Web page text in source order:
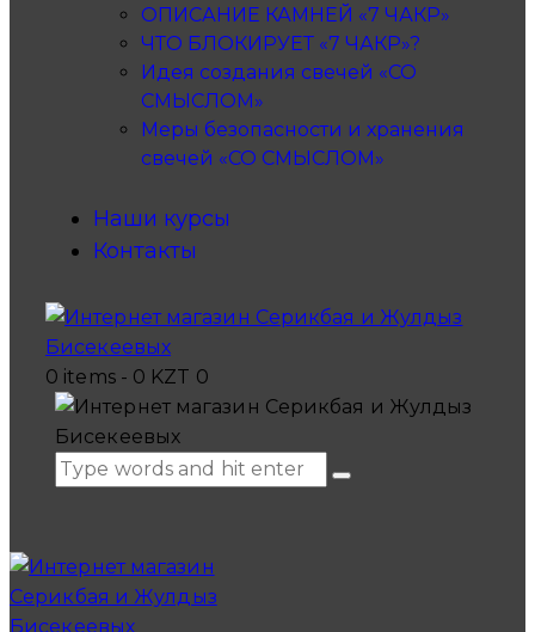
ОПИСАНИЕ КАМНЕЙ «7 ЧАКР»
ЧТО БЛОКИРУЕТ «7 ЧАКР»?
Идея создания свечей «СО
СМЫСЛОМ»
Меры безопасности и хранения
свечей «СО СМЫСЛОМ»
Наши курсы
Контакты
0 items- 0 KZT 0